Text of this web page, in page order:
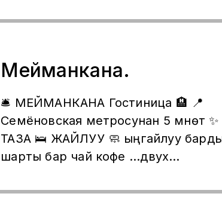
Мейманкана.
🛎️ МЕЙМАНКАНА Гостиница 🏨 📍
Семёновская метроcунан 5 мүнөт ✨
ТАЗА 🛌 ЖАЙЛУУ 🧼 ыңгайлуу бардык
шарты бар чай кофе ...двух
да бар ) 🔑 ХОЗЯИН ЖОК —